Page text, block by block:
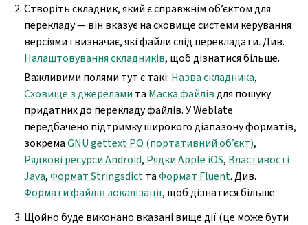
Створіть складник, який є справжнім об’єктом для
перекладу — він вказує на сховище системи керування
версіями і визначає, які файли слід перекладати. Див.
Налаштовування складників, щоб дізнатися більше.
Важливими полями тут є такі: Назва складника,
Сховище з джерелами та Маска файлівдля пошуку
придатних до перекладу файлів. У Weblate
передбачено підтримку широкого діапазону форматів,
зокремаGNU gettext PO (портативний об’єкт),
Рядкові ресурси Android, Рядки Apple iOS, Властивості
Java,Формат StringsdictтаФормат Fluent. Див.
Формати файлів локалізації, щоб дізнатися більше.
Щойно буде виконано вказані вище дії (це може бути